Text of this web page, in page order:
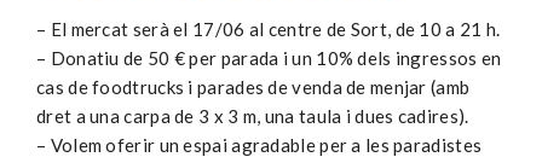
– El mercat serà el 17/06 al centre de Sort, de 10 a 21 h.
– Donatiu de 50 € per parada i un 10% dels ingressos en
cas de foodtrucks i parades de venda de menjar (amb
dret a una carpa de 3 x 3 m, una taula i dues cadires).
– Volem oferir un espai agradable per a les paradistes